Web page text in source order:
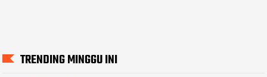
TRENDING MINGGU INI